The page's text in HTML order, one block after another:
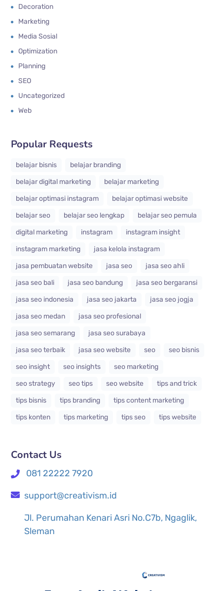
Decoration
Marketing
Media Sosial
Optimization
Planning
SEO
Uncategorized
Web
Popular Requests
belajar bisnis
belajar branding
belajar digital marketing
belajar marketing
belajar optimasi instagram
belajar optimasi website
belajar seo
belajar seo lengkap
belajar seo pemula
digital marketing
instagram
instagram insight
instagram marketing
jasa kelola instagram
jasa pembuatan website
jasa seo
jasa seo ahli
jasa seo bali
jasa seo bandung
jasa seo bergaransi
jasa seo indonesia
jasa seo jakarta
jasa seo jogja
jasa seo medan
jasa seo profesional
jasa seo semarang
jasa seo surabaya
jasa seo terbaik
jasa seo website seo
seo bisnis
seo insight
seo insights
seo marketing
seo strategy
seo tips seo website
tips and trick
tips bisnis
tips branding
tips content marketing
tips konten
tips marketing tips seo tips website
Contact Us
081 22222 7920
support@creativism.id
Jl. Perumahan Kenari Asri No.C7b, Ngaglik,
Sleman